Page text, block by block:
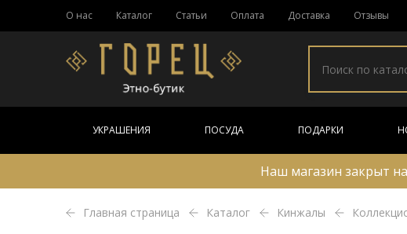
О нас Каталог Статьи Оплата Доставка Отзывы
УКРАШЕНИЯ ПОСУДА ПОДАРКИ
Наш магазин закрыт
Главная страница Каталог Кинжалы